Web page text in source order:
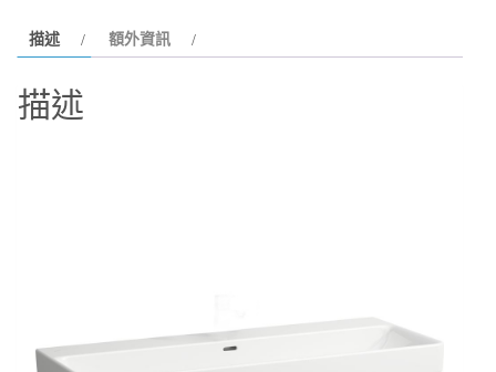
81496.5.000.109.1
S
描述 額外資訊
描述